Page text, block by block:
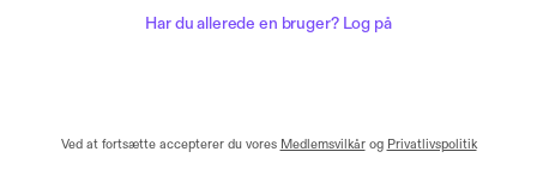
Har du allerede en bruger? Log på
Ved at fortsætte accepterer du vores Medlemsvilkår og Privatlivspolitik